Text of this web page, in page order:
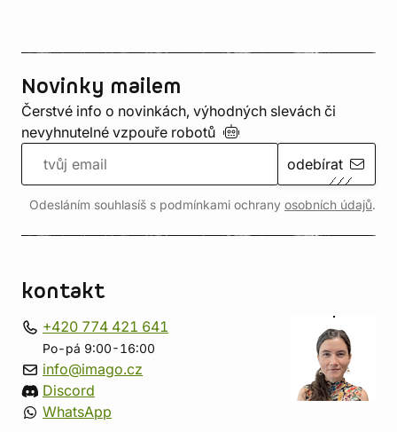
Novinky mailem
Čerstvé info o novinkách, výhodných slevách či
nevyhnutelné vzpouře robotů
odebírat
Odesláním souhlasíš s podmínkami ochrany osobních údajů.
kontakt
+420 774 421 641
Po-pá 9:00-16:00
info@imago.cz
Discord
WhatsApp